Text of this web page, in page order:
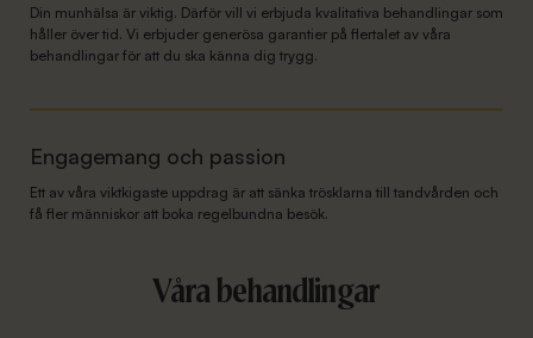
Din munhälsa är viktig. Därför vill vi erbjuda kvalitativa behandlingar som
håller över tid. Vi erbjuder generösa garantier på flertalet av våra
behandlingar för att du ska känna dig trygg.
Engagemang och passion
Ett av våra viktkigaste uppdrag är att sänka trösklarna till tandvården och
få fler människor att boka regelbundna besök.
Våra behandlingar